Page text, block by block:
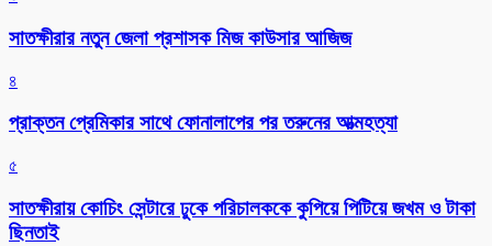
সাতক্ষীরার নতুন জেলা প্রশাসক মিজ কাউসার আজিজ
৪
প্রাক্তন প্রেমিকার সাথে ফোনালাপের পর তরুনের আত্মহত্যা
৫
সাতক্ষীরায় কোচিং সেন্টারে ঢুকে পরিচালককে কুপিয়ে পিটিয়ে জখম ও টাকা
ছিনতাই